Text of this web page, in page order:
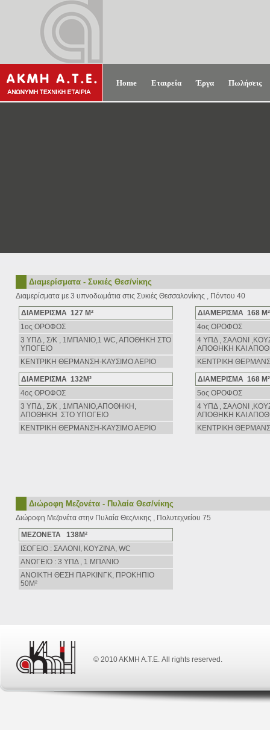
Home Εταιρεία Έργα Πωλήσεις
Διαμερίσματα - Συκιές Θεσ/νίκης
Διαμερίσματα με 3 υπνοδωμάτια στις Συκιές Θεσσαλονίκης , Πόντου 40
ΔΙΑΜΕΡΙΣΜΑ 127 Μ²
1ος ΟΡΟΦΟΣ
3 ΥΠΔ , Σ/Κ , 1ΜΠΑΝΙΟ,1 WC, AΠΟΘΗΚΗ ΣΤΟ
ΥΠΟΓΕΙΟ
ΚΕΝΤΡΙΚΗ ΘΕΡΜΑΝΣΗ-ΚΑΥΣΙΜΟ ΑΕΡΙΟ
ΔΙΑΜΕΡΙΣΜΑ 168 Μ²
4ος ΟΡΟΦΟΣ
4 ΥΠΔ , ΣΑΛΟΝΙ
AΠΟΘΗΚΗ ΚΑΙ
ΚΕΝΤΡΙΚΗ
ΔΙΑΜΕΡΙΣΜΑ 132Μ²
4ος ΟΡΟΦΟΣ
3 ΥΠΔ , Σ/Κ , 1ΜΠΑΝΙΟ,ΑΠΟΘΗΚΗ,
AΠΟΘΗΚΗ ΣΤΟ ΥΠΟΓΕΙΟ
ΚΕΝΤΡΙΚΗ ΘΕΡΜΑΝΣΗ-ΚΑΥΣΙΜΟ ΑΕΡΙΟ
ΔΙΑΜΕΡΙΣΜΑ 168 Μ²
5ος ΟΡΟΦΟΣ
4 ΥΠΔ , ΣΑΛΟΝΙ
AΠΟΘΗΚΗ ΚΑΙ
ΚΕΝΤΡΙΚΗ
Διώροφη Μεζονέτα - Πυλαία Θεσ/νίκης
Διώροφη Μεζονέτα στην Πυλαία Θες/νικης , Πολυτεχνείου 75
ΜΕΖΟΝΕΤΑ 138Μ²
ΙΣΟΓΕΙΟ : ΣΑΛΟΝΙ, ΚΟΥΖΙΝΑ, WC
ΑΝΩΓΕΙΟ : 3 ΥΠΔ , 1 ΜΠΑΝΙΟ
ΑΝΟΙΚΤΗ ΘΕΣΗ ΠΑΡΚΙΝΓΚ, ΠΡΟΚΗΠΙΟ
50Μ²
© 2010 ΑΚΜΗ Α.Τ.Ε. All rights reserved.